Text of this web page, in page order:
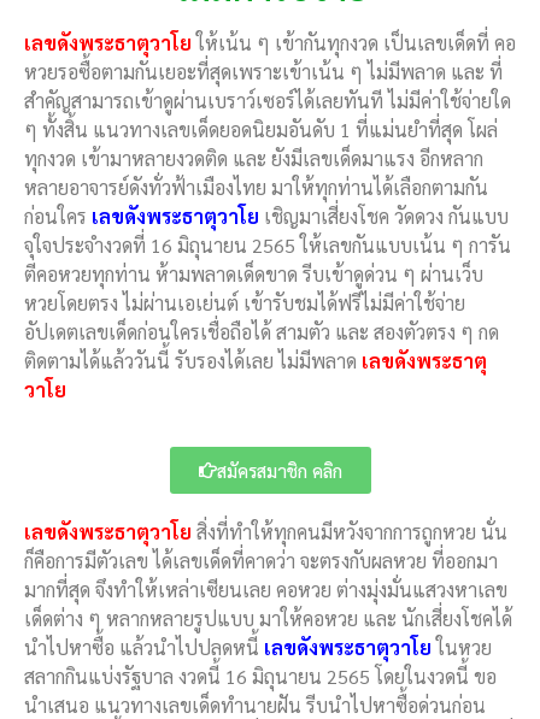
เลขดังพระธาตุวาโยให้เน้น ๆ เข้ากันทุกงวด เป็นเลขเด็ดที่ คอ
หวยรอซื้อตามกันเยอะที่สุดเพราะเข้าเน้น ๆ ไม่มีพลาด และ ที่
สำคัญสามารถเข้าดูผ่านเบราว์เซอร์ได้เลยทันที ไม่มีค่าใช้จ่ายใด
ๆ ทั้งสิ้น แนวทางเลขเด็ดยอดนิยมอันดับ 1 ที่แม่นยำที่สุด โผล่
ทุกงวด เข้ามาหลายงวดติด และ ยังมีเลขเด็ดมาแรง อีกหลาก
หลายอาจารย์ดังทั่วฟ้าเมืองไทย มาให้ทุกท่านได้เลือกตามกัน
ก่อนใคร เลขดังพระธาตุวาโย เชิญมาเสี่ยงโชค วัดดวง กันแบบ
จุใจประจำงวดที่ 16 มิถุนายน 2565 ให้เลขกันแบบเน้น ๆ การัน
ตีคอหวยทุกท่าน ห้ามพลาดเด็ดขาด รีบเข้าดูด่วน ๆ ผ่านเว็บ
หวยโดยตรง ไม่ผ่านเอเย่นต์ เข้ารับชมได้ฟรีไม่มีค่าใช้จ่าย
อัปเดตเลขเด็ดก่อนใครเชื่อถือได้ สามตัว และ สองตัวตรง ๆ กด
ติดตามได้แล้ววันนี้ รับรองได้เลย ไม่มีพลาด เลขดังพระธาตุ
วาโย
สมัครสมาชิก คลิก
เลขดังพระธาตุวาโย สิ่งที่ทำให้ทุกคนมีหวังจากการถูกหวย นั่น
ก็คือการมีตัวเลข ได้เลขเด็ดที่คาดว่า จะตรงกับผลหวย ที่ออกมา
มากที่สุด จึงทำให้เหล่าเซียนเลย คอหวย ต่างมุ่งมั่นแสวงหาเลข
เด็ดต่าง ๆ หลากหลายรูปแบบ มาให้คอหวย และ นักเสี่ยงโชคได้
นำไปหาซื้อ แล้วนำไปปลดหนี้ เลขดังพระธาตุวาโยในหวย
สลากกินแบ่งรัฐบาล งวดนี้ 16 มิถุนายน 2565 โดยในงวดนี้ ขอ
นำเสนอ แนวทางเลขเด็ดทำนายฝัน รีบนำไปหาซื้อด่วนก่อน